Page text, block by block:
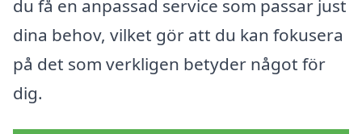
du få en anpassad service som passar just
dina behov, vilket gör att du kan fokusera
på det som verkligen betyder något för
dig.